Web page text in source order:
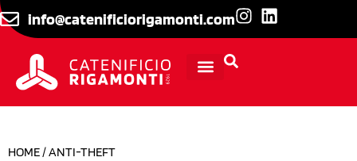
info@catenificiorigamonti.com
HOME/ ANTI-THEFT